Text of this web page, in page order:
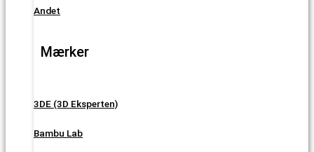
Andet
Mærker
3DE (3D Eksperten)
Bambu Lab